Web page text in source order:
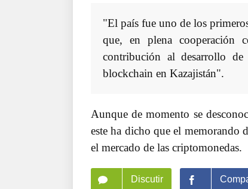
"El país fue uno de los
que, en plena cooperación
contribución al desarrollo
blockchain en Kazajistán".
Aunque de momento se
este ha dicho que el memorando
el mercado de las criptomonedas.
Discutir